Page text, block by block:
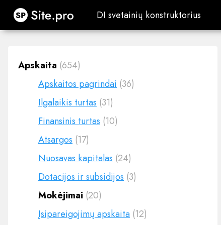
Site.pro DI svetainių konstruktorius
DI svetainių konstruktorius
Apskaita (654)
Apskaitos pagrindai (36)
Ilgalaikis turtas (31)
Finansinis turtas (10)
Atsargos (17)
Nuosavas kapitalas (24)
Dotacijos ir subsidijos (3)
Mokėjimai (20)
Įsipareigojimų apskaita (12)